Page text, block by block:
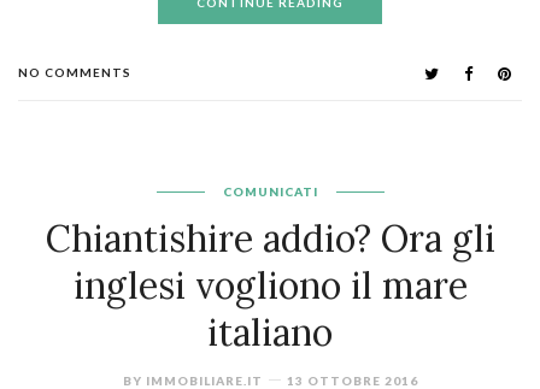
NO COMMENTS
COMUNICATI
Chiantishire addio? Ora gli
inglesi vogliono il mare
italiano
BY IMMOBILIARE.IT 13 OTTOBRE 2016